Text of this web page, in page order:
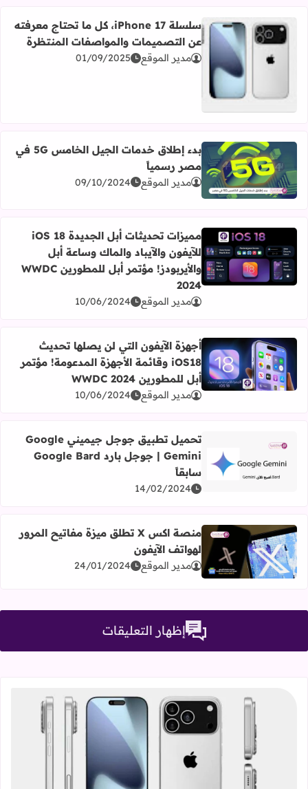
اقرأ المزيد عن سلسلة iPhone 17، كل ما تحتاج معرفته عن التصميمات والمواصفات المنتظرة
سلسلة iPhone 17، كل ما تحتاج معرفته
عن التصميمات والمواصفات المنتظرة
مدير الموقع 01/09/2025
اقرأ المزيد عن بدء إطلاق خدمات الجيل الخامس 5G في مصر رسمياً
بدء إطلاق خدمات الجيل الخامس 5G في
مصر رسمياً
مدير الموقع 09/10/2024
اقرأ المزيد عن مميزات تحديثات أبل الجديدة iOS 18 للآيفون والآيباد والماك وساعة أبل والأيربودز! مؤتمر أبل للمطورين WWDC 2024
مميزات تحديثات أبل الجديدة iOS 18
للآيفون والآيباد والماك وساعة أبل
والأيربودز! مؤتمر أبل للمطورين WWDC
2024
مدير الموقع 10/06/2024
اقرأ المزيد عن أجهزة الآيفون التي لن يصلها تحديث iOS18 وقائمة الأجهزة المدعومة! مؤتمر أبل للمطورين WWDC 2024
أجهزة الآيفون التي لن يصلها تحديث
iOS18 وقائمة الأجهزة المدعومة! مؤتمر
أبل للمطورين WWDC 2024
مدير الموقع 10/06/2024
اقرأ المزيد عن تحميل تطبيق جوجل جيميني Google Gemini | جوجل بارد Google Bard سابقاً
تحميل تطبيق جوجل جيميني Google
Gemini | جوجل بارد Google Bard
سابقاً
14/02/2024
اقرأ المزيد عن منصة اكس X تطلق ميزة مفاتيح المرور لهواتف الآيفون
منصة اكس X تطلق ميزة مفاتيح المرور
لهواتف الآيفون
مدير الموقع 24/01/2024
إظهار التعليقات
قراءة المزيد عن سلسلة iPhone 17، كل ما تحتاج معرفته عن التصميمات والمواصفات المنتظرة